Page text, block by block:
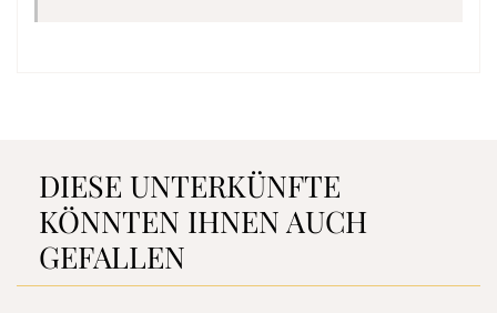
DIESE UNTERKÜNFTE
KÖNNTEN IHNEN AUCH
GEFALLEN